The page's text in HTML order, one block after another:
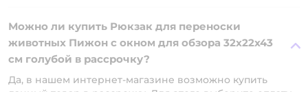
Можно ли купить Рюкзак для переноски
животных Пижон с окном для обзора 32х22х43
см голубой в рассрочку?
Да, в нашем интернет-магазине возможно купить